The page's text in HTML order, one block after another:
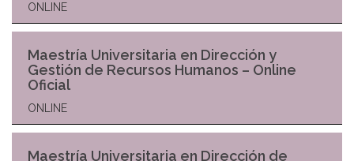
ONLINE
Maestría Universitaria en Dirección y
Gestión de Recursos Humanos – Online
Oficial
ONLINE
Maestría Universitaria en Dirección de